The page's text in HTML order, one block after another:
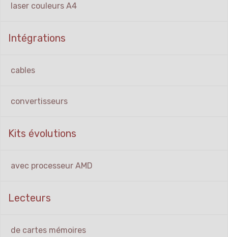
laser couleurs A4
Intégrations
cables
convertisseurs
Kits évolutions
avec processeur AMD
Lecteurs
de cartes mémoires